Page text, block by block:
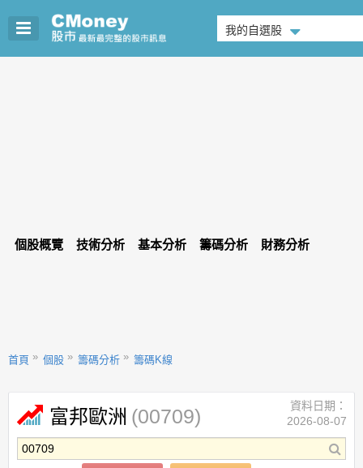
我的自選股
個股概覽 技術分析 基本分析 籌碼分析 財務分析
首頁 個股 籌碼分析 籌碼K線
富邦歐洲 (00709)
資料日期：
2026-08-07